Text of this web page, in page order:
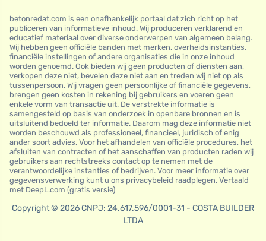
betonredat.com is een onafhankelijk portaal dat zich richt op het
publiceren van informatieve inhoud. Wij produceren verklarend en
educatief materiaal over diverse onderwerpen van algemeen belang.
Wij hebben geen officiële banden met merken, overheidsinstanties,
financiële instellingen of andere organisaties die in onze inhoud
worden genoemd. Ook bieden wij geen producten of diensten aan,
verkopen deze niet, bevelen deze niet aan en treden wij niet op als
tussenpersoon. Wij vragen geen persoonlijke of financiële gegevens,
brengen geen kosten in rekening bij gebruikers en voeren geen
enkele vorm van transactie uit. De verstrekte informatie is
samengesteld op basis van onderzoek in openbare bronnen en is
uitsluitend bedoeld ter informatie. Daarom mag deze informatie niet
worden beschouwd als professioneel, financieel, juridisch of enig
ander soort advies. Voor het afhandelen van officiële procedures, het
afsluiten van contracten of het aanschaffen van producten raden wij
gebruikers aan rechtstreeks contact op te nemen met de
verantwoordelijke instanties of bedrijven. Voor meer informatie over
gegevensverwerking kunt u ons privacybeleid raadplegen. Vertaald
met DeepL.com (gratis versie)
Copyright © 2026 CNPJ: 24.617.596/0001-31 - COSTA BUILDER
LTDA